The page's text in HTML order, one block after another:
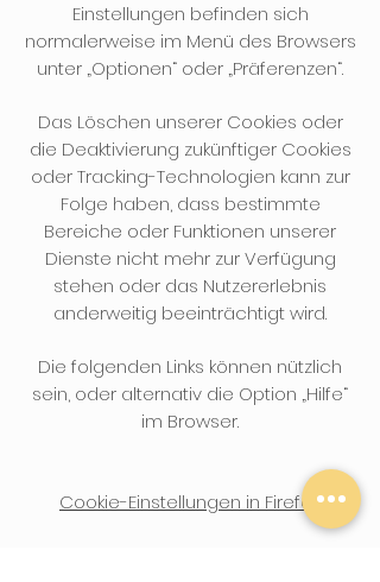
Einstellungen befinden sich
normalerweise im Menü des Browsers
unter „Optionen“ oder „Präferenzen“.
Das Löschen unserer Cookies oder
die Deaktivierung zukünftiger Cookies
oder Tracking-Technologien kann zur
Folge haben, dass bestimmte
Bereiche oder Funktionen unserer
Dienste nicht mehr zur Verfügung
stehen oder das Nutzererlebnis
anderweitig beeinträchtigt wird.
Die folgenden Links können nützlich
sein, oder alternativ die Option „Hilfe“
im Browser.
Cookie-Einstellungen in Firefox